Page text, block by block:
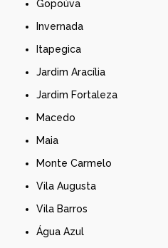
Gopoúva
Invernada
Itapegica
Jardim Aracília
Jardim Fortaleza
Macedo
Maia
Monte Carmelo
Vila Augusta
Vila Barros
Água Azul